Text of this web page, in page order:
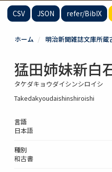
CSV JSON refer/BibIX
ホーム 明治新聞雑誌文庫所蔵
猛田姉妹新白
タケダキョウダイシンシロイシ
Takedakyoudaishinshiroishi
言語
日本語
種別
和古書